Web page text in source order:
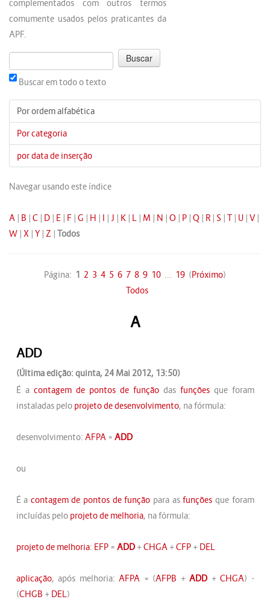
complementados com outros termos
comumente usados pelos praticantes da
APF.
Buscar em todo o texto
Por ordem alfabética
Por categoria
por data de inserção
Navegar usando este índice
A | B | C | D | E | F | G | H | I | J | K | L | M | N | O | P | Q | R | S | T | U | V |
W | X | Y | Z | Todos
Página: 1 2 3 4 5 6 7 8 9 10 ... 19 (Próximo)
Todos
A
ADD
(Última edição: quinta, 24 Mai 2012, 13:50)
É a contagem de pontos de funçãodas funçõesque foram
instaladas pelo projeto de desenvolvimento, na fórmula:
desenvolvimento: AFPA= ADD
ou
É a contagem de pontos de função para asfunções que foram
incluídas pelo projeto de melhoria, na fórmula:
projeto de melhoria: EFP= ADD +CHGA+CFP+ DEL
aplicação, após melhoria: AFPA = (AFPB + ADD + CHGA) -
(CHGB + DEL)